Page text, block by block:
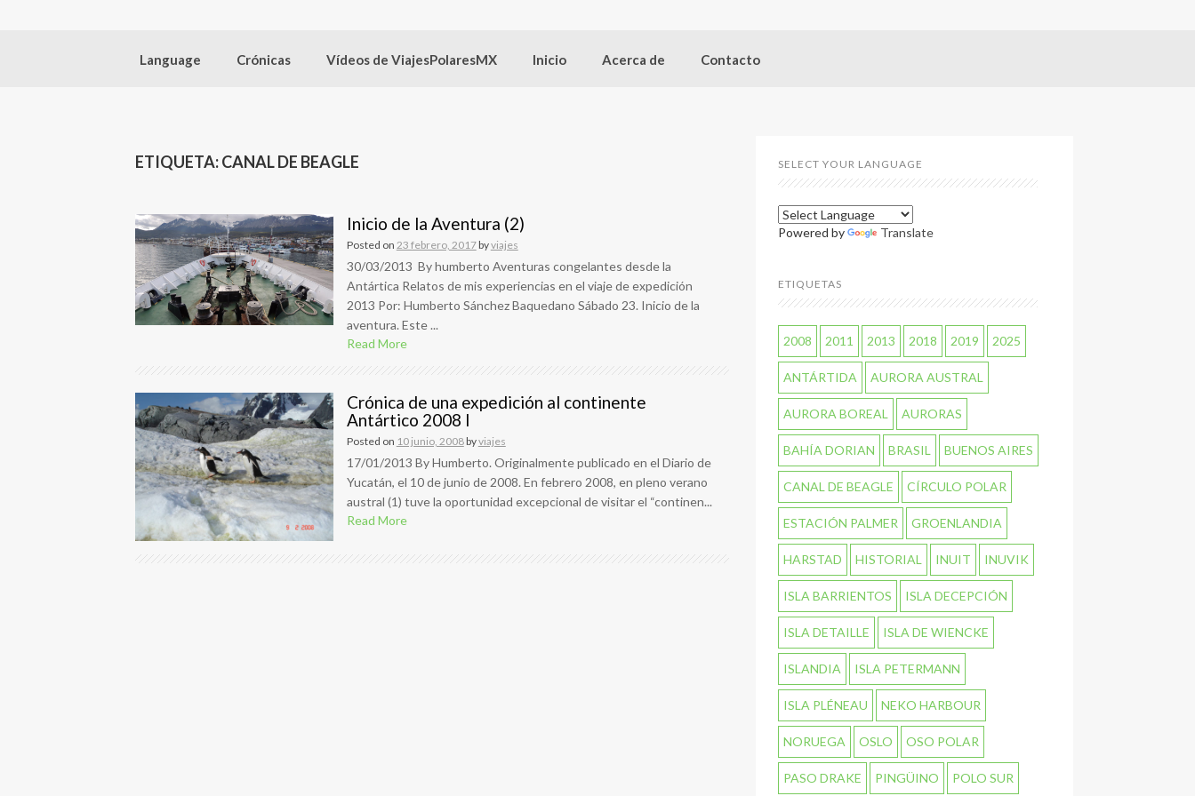
Language Crónicas Vídeos de ViajesPolaresMX Inicio Acerca de Contacto
ETIQUETA:CANAL DE BEAGLE
Inicio de la Aventura (2)
Posted on 23 febrero, 2017byviajes
30/03/2013 By humberto Aventuras congelantes desde la
Antártica Relatos de mis experiencias en el viaje de expedición
2013 Por: Humberto Sánchez Baquedano Sábado 23. Inicio de la
aventura. Este ...
Read More
Crónica de una expedición al continente
Antártico 2008 I
Posted on 10 junio, 2008byviajes
17/01/2013 By Humberto. Originalmente publicado en el Diario de
Yucatán, el 10 de junio de 2008. En febrero 2008, en pleno verano
austral (1) tuve la oportunidad excepcional de visitar el “continen...
Read More
SELECT YOUR LANGUAGE
Powered by Translate
ETIQUETAS
2008 2011 2013 2018 2019 2025
ANTÁRTIDA AURORA AUSTRAL
AURORA BOREAL AURORAS
BAHÍA DORIAN BRASIL BUENOS AIRES
CANAL DE BEAGLE CÍRCULO POLAR
ESTACIÓN PALMER GROENLANDIA
HARSTAD HISTORIAL INUIT INUVIK
ISLA BARRIENTOS ISLA DECEPCIÓN
ISLA DETAILLE ISLA DE WIENCKE
ISLANDIA ISLA PETERMANN
ISLA PLÉNEAU NEKO HARBOUR
NORUEGA OSLO OSO POLAR
PASO DRAKE PINGÜINO POLO SUR